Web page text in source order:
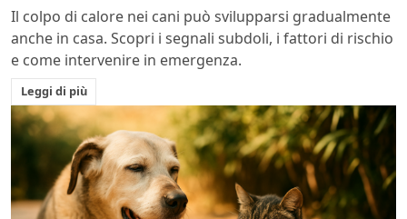
Il colpo di calore nei cani può svilupparsi gradualmente
anche in casa. Scopri i segnali subdoli, i fattori di rischio
e come intervenire in emergenza.
Leggi di più